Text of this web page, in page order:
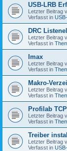
USB-LRB
Letzter Beitrag
Verfasst in
DRC
Letzter Beitrag
Verfasst in
Imax
Letzter Beitrag
Verfasst in
Makro-
Letzter Beitrag
Verfasst in
Profilab
Letzter Beitrag
Verfasst in
Treiber
Letzter Beitrag
Verfasst in